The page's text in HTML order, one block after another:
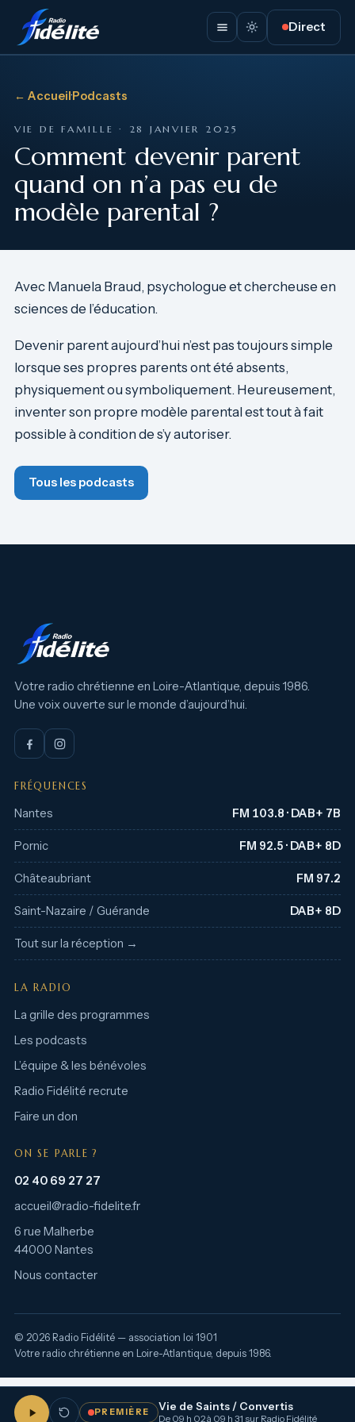
Direct
← Accueil·Podcasts
VIE DE FAMILLE · 28 JANVIER 2025
Comment devenir parent
quand on n’a pas eu de
modèle parental ?
Avec Manuela Braud, psychologue et chercheuse en
sciences de l’éducation.
Devenir parent aujourd’hui n’est pas toujours simple
lorsque ses propres parents ont été absents,
physiquement ou symboliquement. Heureusement,
inventer son propre modèle parental est tout à fait
possible à condition de s’y autoriser.
Tous les podcasts
Votre radio chrétienne en Loire-Atlantique, depuis 1986.
Une voix ouverte sur le monde d’aujourd’hui.
FRÉQUENCES
Nantes FM 103.8 · DAB+ 7B
Pornic FM 92.5 · DAB+ 8D
Châteaubriant FM 97.2
Saint-Nazaire / Guérande DAB+ 8D
Tout sur la réception →
LA RADIO
La grille des programmes
Les podcasts
L’équipe & les bénévoles
Radio Fidélité recrute
Faire un don
ON SE PARLE ?
02 40 69 27 27
accueil@radio-fidelite.fr
6 rue Malherbe
44000 Nantes
Nous contacter
© 2026 Radio Fidélité — association loi 1901
Votre radio chrétienne en Loire-Atlantique, depuis 1986.
PREMIÈRE Vie de Saints / Convertis
De 09 h 02 à 09 h 31 sur Radio Fidélité